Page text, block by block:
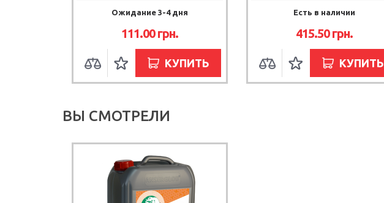
Ожидание 3-4 дня
111.00 грн.
КУПИТЬ
Есть в наличии
415.50 грн.
КУПИТЬ
ВЫ СМОТРЕЛИ